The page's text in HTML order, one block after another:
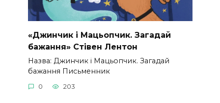
«Джинчик і Мацьопчик. Загадай
бажання» Стівен Лентон
Назва: Джинчик і Мацьопчик. Загадай
бажання Письменник
0 203